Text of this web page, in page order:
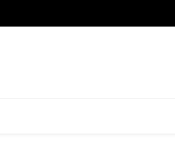
las llamadas